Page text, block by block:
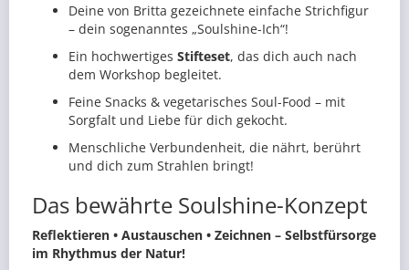
Deine von Britta gezeichnete einfache Strichfigur
– dein sogenanntes „Soulshine-Ich“!
Ein hochwertiges Stifteset, das dich auch nach
dem Workshop begleitet.
Feine Snacks & vegetarisches Soul-Food – mit
Sorgfalt und Liebe für dich gekocht.
Menschliche Verbundenheit, die nährt, berührt
und dich zum Strahlen bringt!
Das bewährte Soulshine-Konzept
Reflektieren • Austauschen • Zeichnen – Selbstfürsorge
im Rhythmus der Natur!